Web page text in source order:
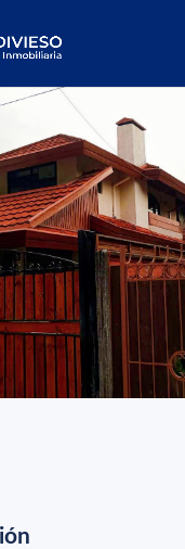
Precio UF
10297